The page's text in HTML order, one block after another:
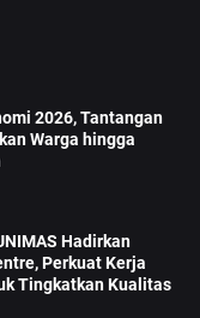
2026, Tantangan
Warga hingga
Hadirkan
Perkuat Kerja
Tingkatkan Kualitas